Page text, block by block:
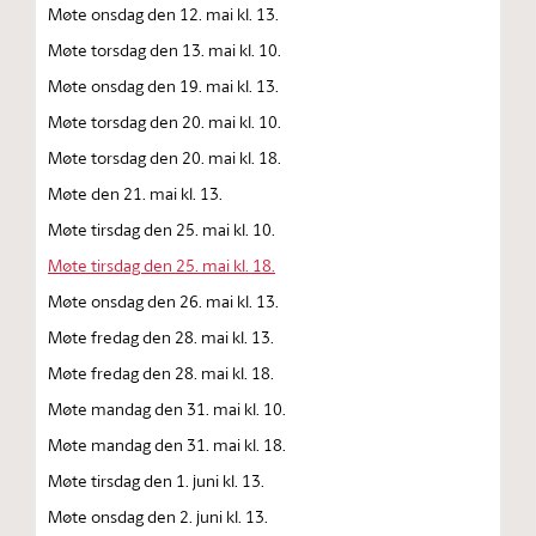
Møte onsdag den 12. mai kl. 13.
Møte torsdag den 13. mai kl. 10.
Møte onsdag den 19. mai kl. 13.
Møte torsdag den 20. mai kl. 10.
Møte torsdag den 20. mai kl. 18.
Møte den 21. mai kl. 13.
Møte tirsdag den 25. mai kl. 10.
Møte tirsdag den 25. mai kl. 18.
Møte onsdag den 26. mai kl. 13.
Møte fredag den 28. mai kl. 13.
Møte fredag den 28. mai kl. 18.
Møte mandag den 31. mai kl. 10.
Møte mandag den 31. mai kl. 18.
Møte tirsdag den 1. juni kl. 13.
Møte onsdag den 2. juni kl. 13.